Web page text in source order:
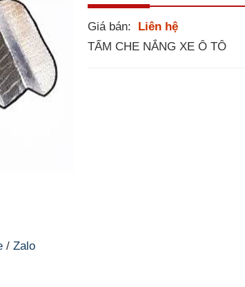
/Zalo
Giá bán:
Liên hệ
TẤM CHE NẮNG XE Ô TÔ